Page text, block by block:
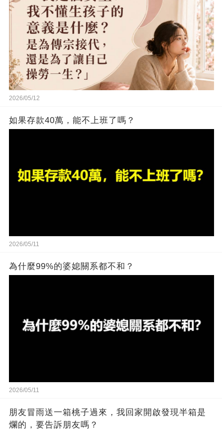
2026/05/12
如果存款40萬，能不上班了嗎？
2026/05/11
為什麼99%的婆媳關系都不和？
2026/05/11
朋友冒雨送一箱桃子過來，我回家開啟發現半箱是
爛的，要告訴朋友嗎？